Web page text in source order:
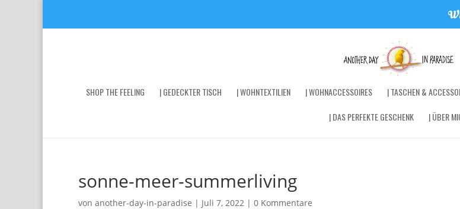
SHOP THE FEELING | GEDECKTER TISCH | WOHNTEXTILIEN | WOHNACCESSOIRES | TASCHEN &
| DAS PERFEKTE GESCHENK
| ÜBER
sonne-meer-summerliving
von another-day-in-paradise | Juli 7, 2022 | 0 Kommentare